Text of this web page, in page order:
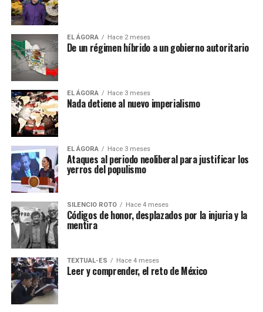
EL ÁGORA Hace 2 meses
De un régimen híbrido a un gobierno autoritario
EL ÁGORA Hace 3 meses
Nada detiene al nuevo imperialismo
EL ÁGORA Hace 3 meses
Ataques al periodo neoliberal para justificar los
yerros del populismo
SILENCIO ROTO Hace 4 meses
Códigos de honor, desplazados por la injuria y la
mentira
TEXTUAL-ES Hace 4 meses
Leer y comprender, el reto de México